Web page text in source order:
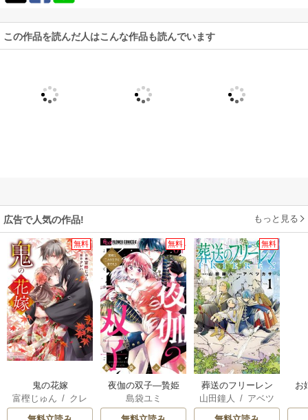
この作品を読んだ人はこんな作品も読んでいます
広告で人気の作品! もっと見る
無料
鬼の花嫁
富樫じゅん / クレ
ハ
無料
夜伽の双子―贄姫
は二人の王子に愛
される―
島袋ユミ
無料
葬送のフリーレン
山田鐘人
/ アベツ
カサ
お